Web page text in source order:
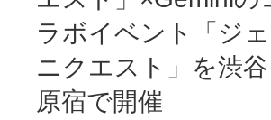
ラボイベント「ジェ
ニクエスト」を渋谷
原宿で開催